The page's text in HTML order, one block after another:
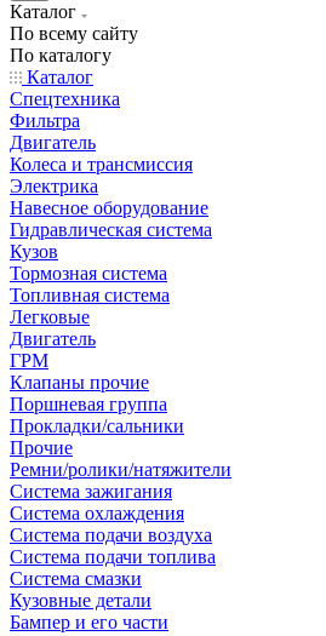
Каталог
По всему сайту
По каталогу
Каталог
Спецтехника
Фильтра
Двигатель
Колеса и трансмиссия
Электрика
Навесное оборудование
Гидравлическая система
Кузов
Тормозная система
Топливная система
Легковые
Двигатель
ГРМ
Клапаны прочие
Поршневая группа
Прокладки/сальники
Прочие
Ремни/ролики/натяжители
Система зажигания
Система охлаждения
Система подачи воздуха
Система подачи топлива
Система смазки
Кузовные детали
Бампер и его части